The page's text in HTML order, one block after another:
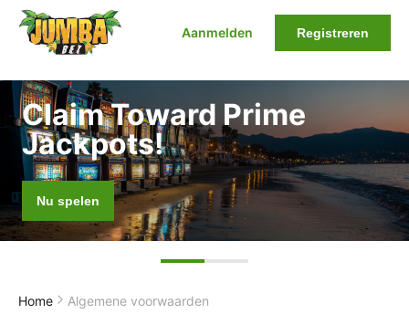
Aanmelden Registreren
Claim Toward Prime
Jackpots!
Nu spelen
Home Algemene voorwaarden